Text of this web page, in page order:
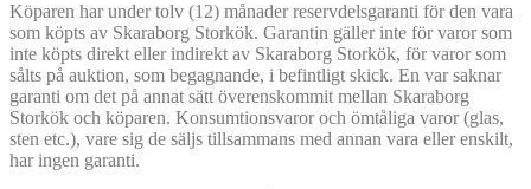
Köparen har under tolv (12) månader reservdelsgaranti för den vara
som köpts av Skaraborg Storkök. Garantin gäller inte för varor som
inte köpts direkt eller indirekt av Skaraborg Storkök, för varor som
sålts på auktion, som begagnande, i befintligt skick. En var saknar
garanti om det på annat sätt överenskommit mellan Skaraborg
Storkök och köparen. Konsumtionsvaror och ömtåliga varor (glas,
sten etc.), vare sig de säljs tillsammans med annan vara eller enskilt,
har ingen garanti.